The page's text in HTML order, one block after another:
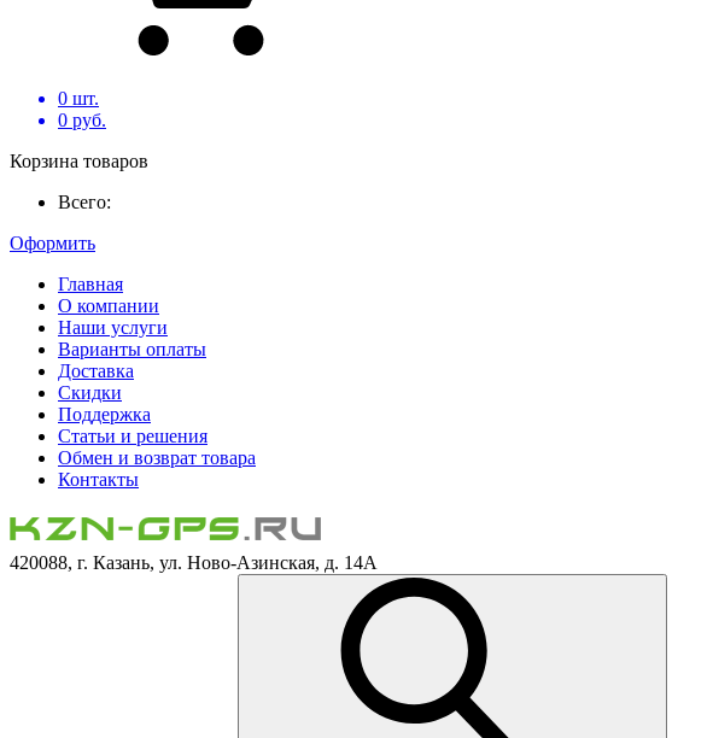
0 шт.
0 руб.
Корзина товаров
Всего:
Оформить
Главная
О компании
Наши услуги
Варианты оплаты
Доставка
Скидки
Поддержка
Статьи и решения
Обмен и возврат товара
Контакты
420088, г. Казань, ул. Ново-Азинская, д. 14А